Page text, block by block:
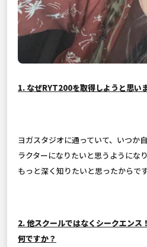
1. なぜRYT200を取得しようと思い
ヨガスタジオに通っていて、いつか
ラクターになりたいと思うようにな
もっと深く知りたいと思ったからで
2. 他スクールではなくシークエンス
何ですか？